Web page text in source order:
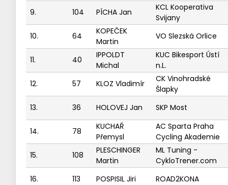
9.
104 PÍCHA Jan
KCL Kooperativa
Svijany
10.
64
KOPEČEK
Martin
VO Slezská Orlice
11. 40
IPPOLDT
Michal
KUC Bikesport Ústí
n.L.
12.
57 KLOZ Vladimír
CK Vinohradské
Šlapky
13.
36 HOLOVEJ Jan SKP Most
14. 78
KUCHAŘ
Přemysl
AC Sparta Praha
Cycling Akademie
15.
108
PLESCHINGER
Martin
ML Tuning -
CykloTrener.com
16.
113 POSPISIL Jiri ROAD2KONA